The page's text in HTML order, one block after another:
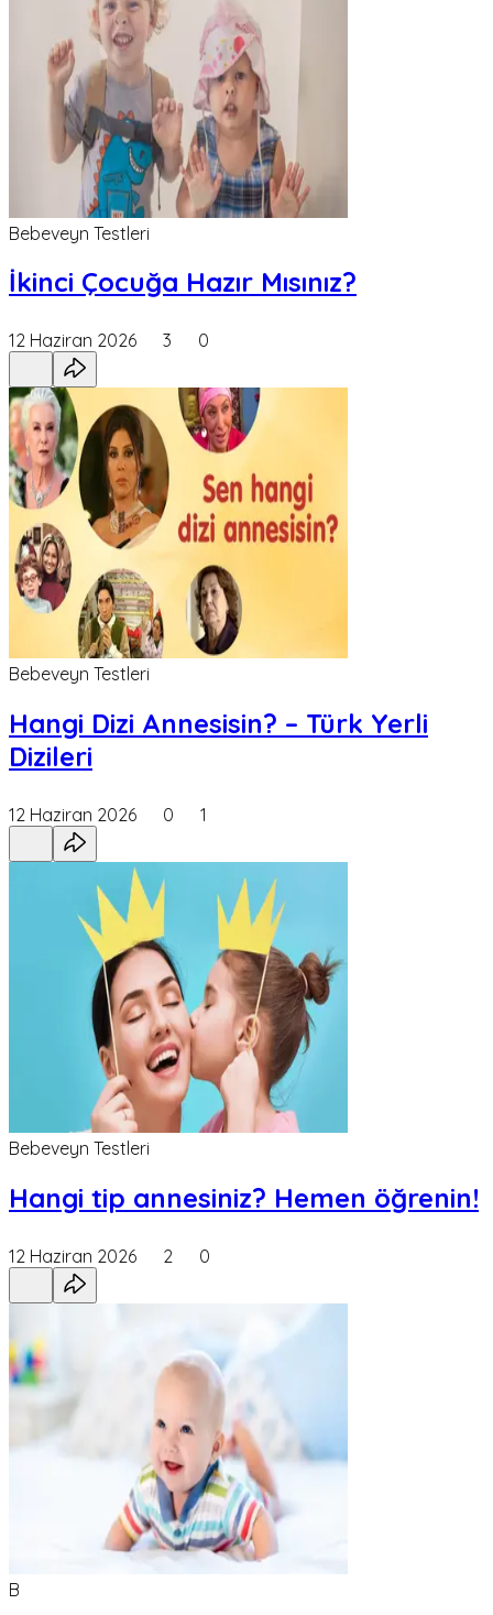
Bebeveyn Testleri
İkinci Çocuğa Hazır Mısınız?
12 Haziran 2026 3 0
Bebeveyn Testleri
Hangi Dizi Annesisin? – Türk Yerli
Dizileri
12 Haziran 2026 0 1
Bebeveyn Testleri
Hangi tip annesiniz? Hemen öğrenin!
12 Haziran 2026 2 0
B